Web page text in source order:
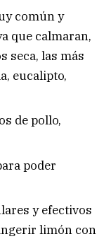
común y
que calmaran,
seca, las más
eucalipto,
de pollo,
poder
y efectivos
limón con